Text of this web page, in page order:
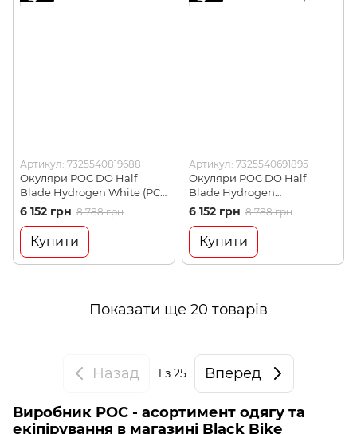
Артикул: 7325540819688
Окуляри POC DO Half
Blade Hydrogen White (PC
DOHB55111001VSI1)
6 152 грн 8 788 грн
Купити
Артикул: 7325540691895
Окуляри POC DO Half
Blade Hydrogen
White/Cannon Green (PC
DOHB55118107GGM1)
6 152 грн 8 788 грн
Купити
Показати ще 20 товарів
Назад 1 з 25 Вперед
Виробник POC - асортимент одягу та
екіпірування в магазині Black Bike